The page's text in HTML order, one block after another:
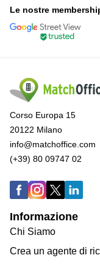
Le nostre
Corso Europa 15
20122 Milano
info@matchoffice.com
(+39) 80 09747 02
Informazione
Chi Siamo
Crea un agente di